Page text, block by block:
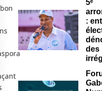
5ᵉ
:
des